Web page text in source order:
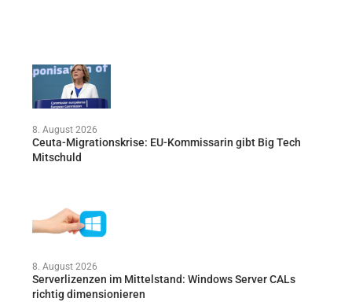
8. August 2026
Ceuta-Migrationskrise: EU-Kommissarin gibt Big Tech
Mitschuld
8. August 2026
Serverlizenzen im Mittelstand: Windows Server CALs
richtig dimensionieren